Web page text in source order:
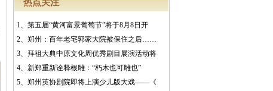
热点关注
1、 第五届“黄河富景葡萄节”将于8月8日开
2、 郑州：百年老宅郭家大院被保住之后……
3、 拜祖大典中原文化周优秀剧目展演活动将
4、 新郑重新诠释根雕：“朽木也可雕也”
5、 郑州英协剧院即将上演少儿版大戏——《